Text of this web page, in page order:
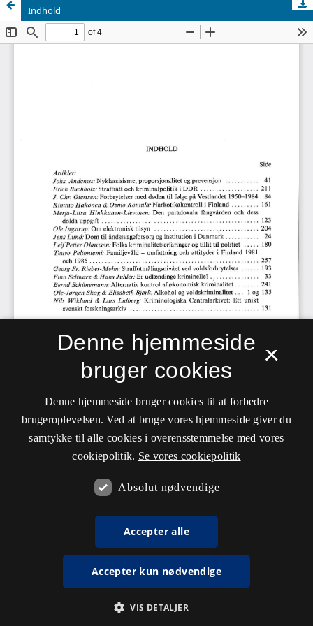
Indhold
×
Denne hjemmeside
bruger cookies
Denne hjemmeside bruger cookies til at forbedre
brugeroplevelsen. Ved at bruge vores hjemmeside giver du
samtykke til alle cookies i overensstemmelse med vores
cookiepolitik. Se vores cookiepolitik
Absolut nødvendige
Accepter alle
Accepter kun nødvendige
VIS DETALJER